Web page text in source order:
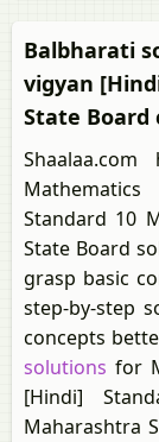
Balbharati
vigyan
State Board
Standard 10
State Board
grasp basic
step-by-step
concepts
solutions for
[Hindi]
Maharashtra